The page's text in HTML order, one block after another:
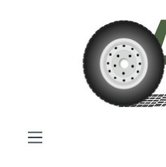
Zum Hauptinhalt springen